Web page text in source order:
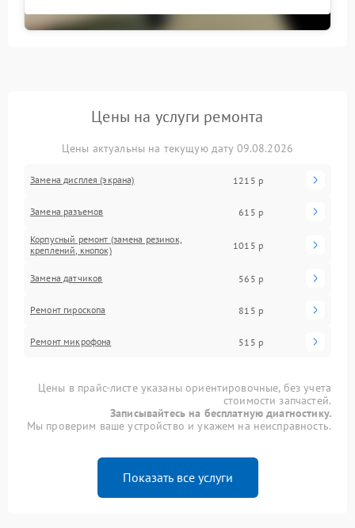
Цены на услуги ремонта
Цены актуальны на текущую дату 09.08.2026
Замена дисплея (экрана) 1215 р
Замена разъемов 615 р
Корпусный ремонт (замена резинок,
креплений, кнопок)
1015 р
Замена датчиков 565 р
Ремонт гироскопа 815 р
Ремонт микрофона 515 р
Цены в прайс-листе указаны ориентировочные, без учета
стоимости запчастей.
Записывайтесь на бесплатную диагностику.
Мы проверим ваше устройство и укажем на неисправность.
Показать все услуги